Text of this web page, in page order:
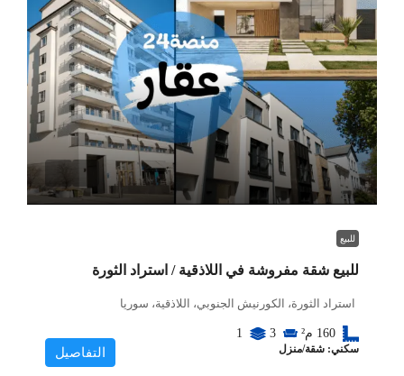
للبيع
للبيع شقة مفروشة في اللاذقية / استراد الثورة
استراد الثورة، الكورنيش الجنوبي، اللاذقية، سوريا
160 م² 3
1
سكني: شقة/منزل التفاصيل